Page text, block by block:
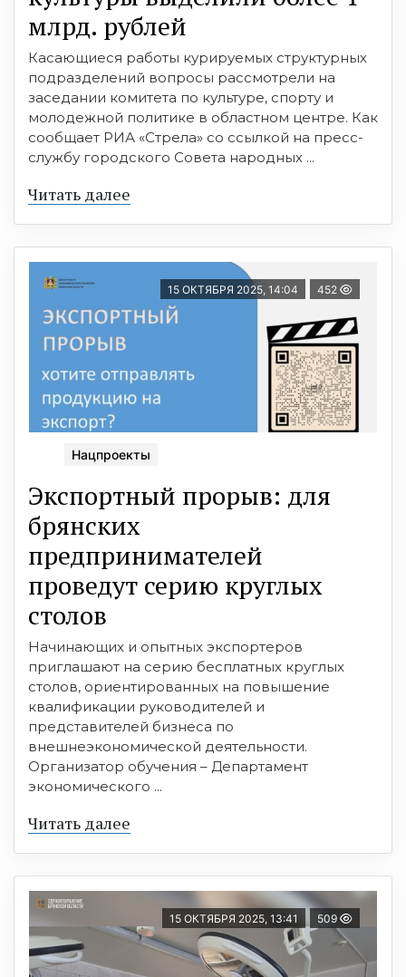
млрд. рублей
Касающиеся работы курируемых структурных
подразделений вопросы рассмотрели на
заседании комитета по культуре, спорту и
молодежной политике в областном центре. Как
сообщает РИА «Стрела» со ссылкой на пресс-
службу городского Совета народных ...
Читать далее
15 ОКТЯБРЯ 2025, 14:04 452
Нацпроекты
Экспортный прорыв: для
брянских
предпринимателей
проведут серию круглых
столов
Начинающих и опытных экспортеров
приглашают на серию бесплатных круглых
столов, ориентированных на повышение
квалификации руководителей и
представителей бизнеса по
внешнеэкономической деятельности.
Организатор обучения – Департамент
экономического ...
Читать далее
15 ОКТЯБРЯ 2025, 13:41 509